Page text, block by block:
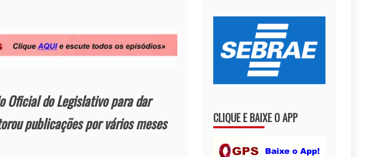
Oficial do Legislativo para dar
publicações por vários meses
CLIQUE E BAIXE O APP